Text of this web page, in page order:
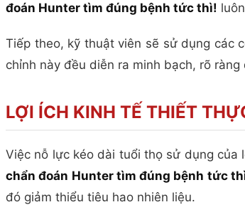
đoán Hunter tìm đúng bệnh tức thì!
Tiếp theo, kỹ thuật viên sẽ sử dụng các
chỉnh này đều diễn ra minh bạch, rõ
LỢI ÍCH KINH TẾ THIẾT
Việc nỗ lực kéo dài tuổi thọ sử dụng
chẩn đoán Hunter tìm đúng bệnh tức
đó giảm thiểu tiêu hao nhiên liệu.